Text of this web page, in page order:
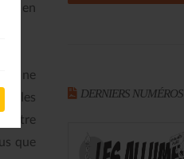
en
ne
les
être
que
DERNIERS NUMÉROS